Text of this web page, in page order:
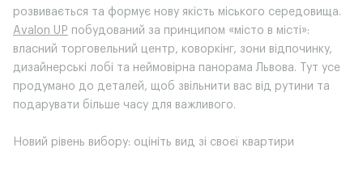
розвивається та формує нову якість міського середовища.
Avalon UP побудований за принципом «місто в місті»:
власний торговельний центр, коворкінг, зони відпочинку,
дизайнерські лобі та неймовірна панорама Львова. Тут усе
продумано до деталей, щоб звільнити вас від рутини та
подарувати більше часу для важливого.
Новий рівень вибору: оцініть вид зі своєї квартири